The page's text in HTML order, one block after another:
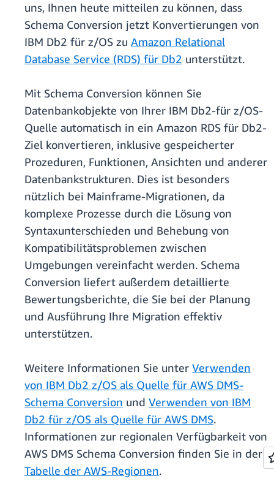
uns, Ihnen heute mitteilen zu können, dass
Schema Conversion jetzt Konvertierungen von
IBM Db2 für z/OS zu Amazon Relational
Database Service (RDS) für Db2 unterstützt.
Mit Schema Conversion können Sie
Datenbankobjekte von Ihrer IBM Db2-für z/OS-
Quelle automatisch in ein Amazon RDS für Db2-
Ziel konvertieren, inklusive gespeicherter
Prozeduren, Funktionen, Ansichten und anderer
Datenbankstrukturen. Dies ist besonders
nützlich bei Mainframe-Migrationen, da
komplexe Prozesse durch die Lösung von
Syntaxunterschieden und Behebung von
Kompatibilitätsproblemen zwischen
Umgebungen vereinfacht werden. Schema
Conversion liefert außerdem detaillierte
Bewertungsberichte, die Sie bei der Planung
und Ausführung Ihre Migration effektiv
unterstützen.
Weitere Informationen Sie unter Verwenden
von IBM Db2 z/OS als Quelle für AWS DMS-
Schema Conversion und Verwenden von IBM
Db2 für z/OS als Quelle für AWS DMS.
Informationen zur regionalen Verfügbarkeit von
AWS DMS Schema Conversion finden Sie in der
Tabelle der AWS-Regionen.